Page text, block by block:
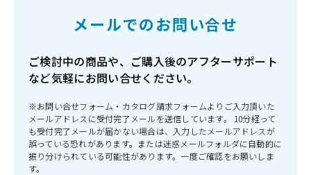
メールでのお問い合せ
ご検討中の商品や、ご購入後のアフターサポート
など気軽にお問い合せください。
※お問い合せフォーム・カタログ請求フォームよりご入力頂いた
メールアドレスに受付完了メールを送信しています。 10分経って
も受付完了メールが届かない場合は、入力したメールアドレスが
誤っている恐れがあります。または迷惑メールフォルダに自動的に
振り分けられている可能性があります。一度ご確認をお願いしま
す。